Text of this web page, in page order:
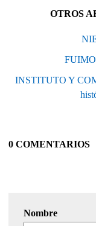
OTROS
INSTITUTO Y
0 COMENTARIOS
Nombre